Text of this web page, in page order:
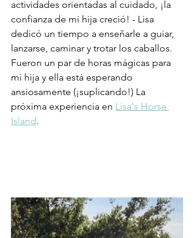
actividades orientadas al cuidado, ¡la
confianza de mi hija creció! - Lisa
dedicó un tiempo a enseñarle a guiar,
lanzarse, caminar y trotar los caballos.
Fueron un par de horas mágicas para
mi hija y ella está esperando
ansiosamente (¡suplicando!) La
próxima experiencia en Lisa's Horse
Island.